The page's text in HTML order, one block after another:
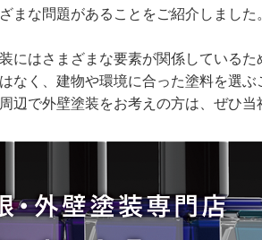
まな問題があることをご紹介しました
にはさまざまな要素が関係している
なく、建物や環境に合った塗料を選ぶ
辺で外壁塗装をお考えの方は、ぜひ当